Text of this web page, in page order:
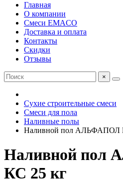
Главная
О компании
Смеси EMACO
Доставка и оплата
Контакты
Скидки
Отзывы
×
Сухие строительные смеси
Смеси для пола
Наливные полы
Наливной пол АЛЬФАПОЛ
Наливной
КС 25 кг